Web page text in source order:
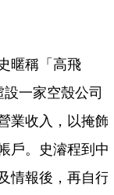
暱稱「高飛
一家空殼公司
業收入，以掩飾
戶。史濬程到中
情報後，再自行